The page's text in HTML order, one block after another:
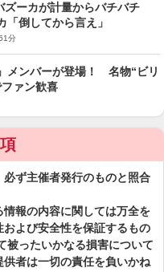
ズーカが計量からバチバチ
倒してから言え」
分
メンバーが登場！ 名物“ビリ
ァン歓喜
ず主催者発行のものと照合
報の内容に関しては万全を
よび安全性を保証するもの
被ったいかなる損害について
者は一切の責任を負いかね